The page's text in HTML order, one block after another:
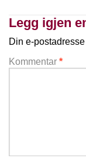
Legg igjen
Din e-
Kommentar *